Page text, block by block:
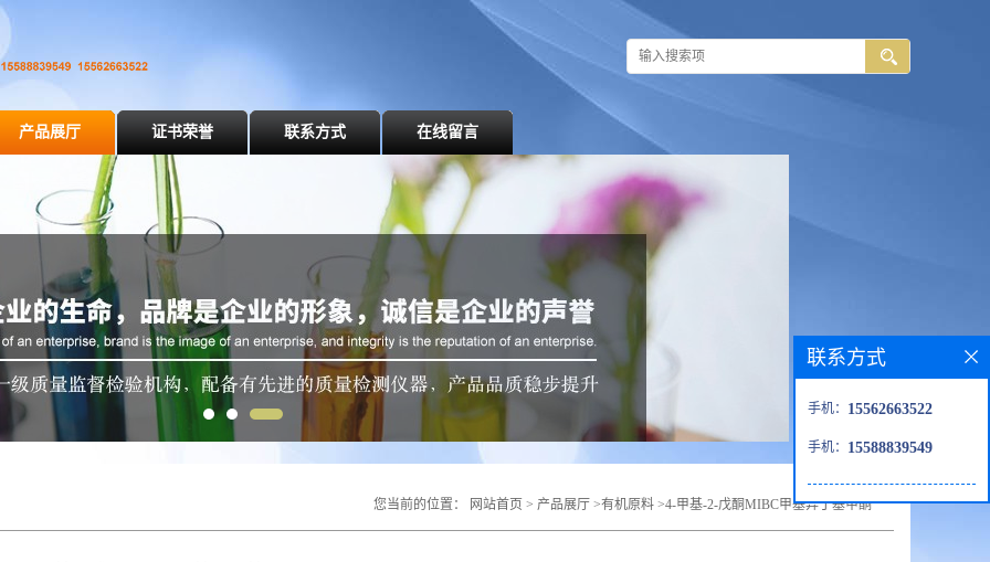
产品展厅 证书荣誉 联系方式 在线留言
您当前的位置： 网站首页 > 产品展厅 >有机原料 >4-甲基-2-戊酮MIBC甲基异丁基甲酮
联系方式
手机： 15562663522
手机： 15588839549